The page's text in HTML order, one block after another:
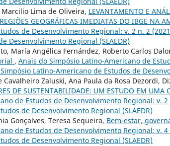
Lima de Oliveira, LEVANTAMENTO E
GEOGRÁFICAS IMEDIATAS DO IBGE NA
de Desenvolvimento Regional: v. 2 n. 2
Desenvolvimento Regional (SLAEDR)
María Angélica Fernández, Roberto Carlos
, Anais do Simpósio Latino-Americano de
Latino-Americano de Estudos de
Cavalheiro Zaluski, Ana Paula da Rosa Dezordi,
DE SUSTENTABILIDADE: UM ESTUDO EM UMA
de Estudos de Desenvolvimento Regional: v.
de Desenvolvimento Regional (SLAEDR)
Gonçalves, Teresa Sequeira, Bem-estar,
de Estudos de Desenvolvimento Regional: v.
de Desenvolvimento Regional (SLAEDR)